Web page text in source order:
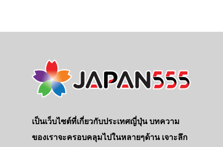
เป็นเว็บไซต์ที่เกี่ยวกับประเทศญี่ปุ่น บทความ
ของเราจะครอบคลุมไปในหลายๆด้าน เจาะลึก